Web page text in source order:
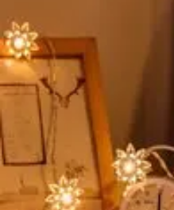
Salud General
PersonalPlanificación de Bienestar
Bienestar Hoy